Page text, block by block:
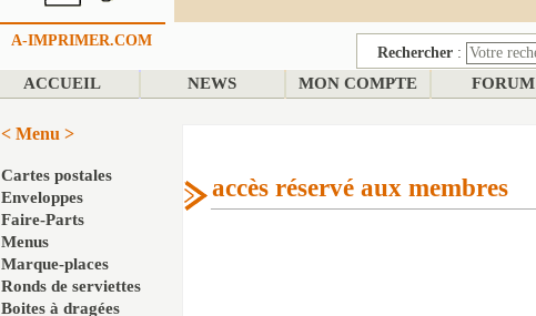
A-IMPRIMER.COM
Rechercher :
ACCUEIL NEWS MON COMPTE FORUM
< Menu >
Cartes postales
Enveloppes
Faire-Parts
Menus
Marque-places
Ronds de serviettes
Boites à dragées
accès réservé aux membres